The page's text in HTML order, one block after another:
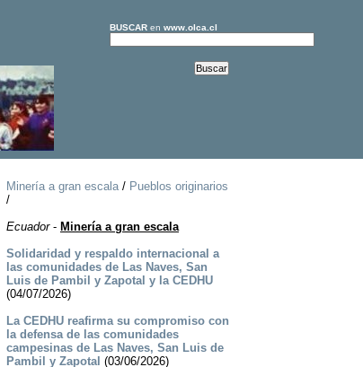
BUSCARen www.olca.cl
Minería a gran escala/ Pueblos originarios
/
Ecuador- Minería a gran escala
Solidaridad y respaldo internacional a
las comunidades de Las Naves, San
Luis de Pambil y Zapotal y la CEDHU
(04/07/2026)
La CEDHU reafirma su compromiso con
la defensa de las comunidades
campesinas de Las Naves, San Luis de
Pambil y Zapotal (03/06/2026)